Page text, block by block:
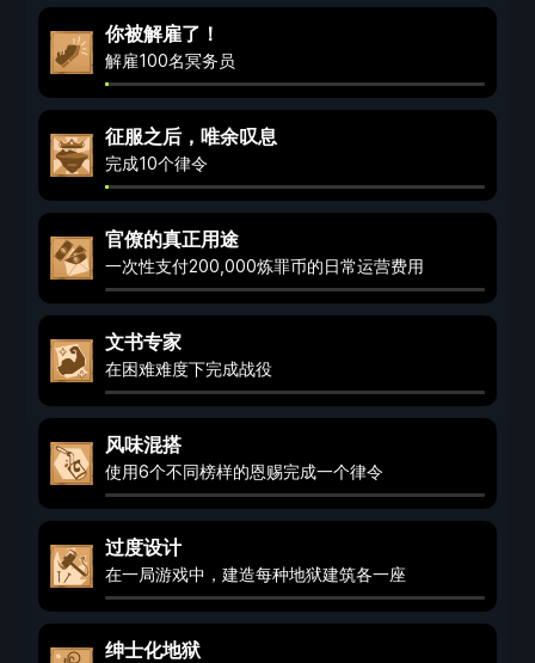
你被解雇了！
解雇100名冥务员
征服之后，唯余叹息
完成10个律令
官僚的真正用途
一次性支付200,000炼罪币的日常运营费用
文书专家
在困难难度下完成战役
风味混搭
使用6个不同榜样的恩赐完成一个律令
过度设计
在一局游戏中，建造每种地狱建筑各一座
绅士化地狱